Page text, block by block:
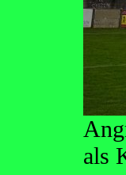
als